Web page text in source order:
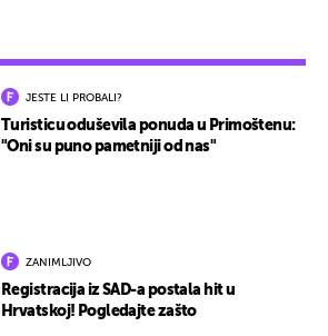
JESTE LI PROBALI?
Turisticu oduševila ponuda u Primoštenu:
"Oni su puno pametniji od nas"
ZANIMLJIVO
Registracija iz SAD-a postala hit u
Hrvatskoj! Pogledajte zašto